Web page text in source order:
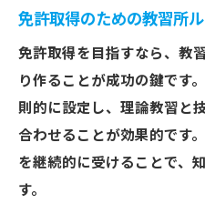
免許取得のための教習所
免許取得を目指すなら、教
り作ることが成功の鍵です
則的に設定し、理論教習と
合わせることが効果的です
を継続的に受けることで、
す。